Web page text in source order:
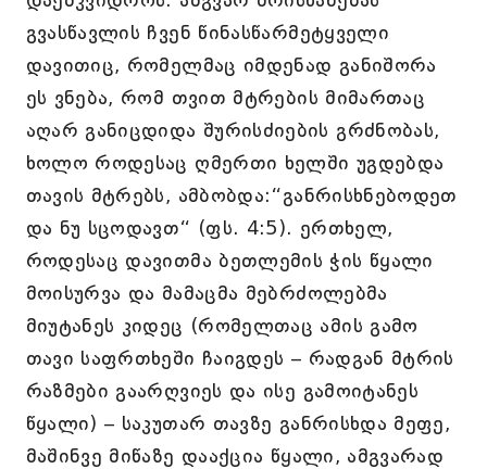
გვასწავლის ჩვენ წინასწარმეტყველი
დავითიც, რომელმაც იმდენად განიშორა
ეს ვნება, რომ თვით მტრების მიმართაც
აღარ განიცდიდა შურისძიების გრძნობას,
ხოლო როდესაც ღმერთი ხელში უგდებდა
თავის მტრებს, ამბობდა:“განრისხნებოდეთ
და ნუ სცოდავთ“ (ფს. 4:5). ერთხელ,
როდესაც დავითმა ბეთლემის ჭის წყალი
მოისურვა და მამაცმა მებრძოლებმა
მიუტანეს კიდეც (რომელთაც ამის გამო
თავი საფრთხეში ჩაიგდეს – რადგან მტრის
რაზმები გაარღვიეს და ისე გამოიტანეს
წყალი) – საკუთარ თავზე განრისხდა მეფე,
მაშინვე მიწაზე დააქცია წყალი, ამგვარად